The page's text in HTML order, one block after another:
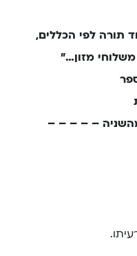
תורה לפי הכללים,
מזון…”
– – – – –